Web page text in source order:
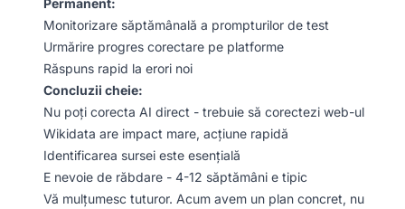
Permanent:
Monitorizare săptămânală a prompturilor de test
Urmărire progres corectare pe platforme
Răspuns rapid la erori noi
Concluzii cheie:
Nu poți corecta AI direct - trebuie să corectezi web-ul
Wikidata are impact mare, acțiune rapidă
Identificarea sursei este esențială
E nevoie de răbdare - 4-12 săptămâni e tipic
Vă mulțumesc tuturor. Acum avem un plan concret, nu